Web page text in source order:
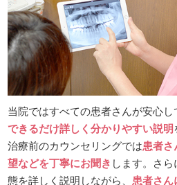
当院ではすべての患者さんが安心し
できるだけ詳しく分かりやすい説明
治療前のカウンセリングでは患者さ
望などを丁寧にお聞き します。さ
態を詳しく説明しながら、 患者さん